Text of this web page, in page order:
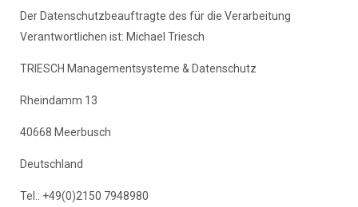
Der Datenschutzbeauftragte des für die Verarbeitung
Verantwortlichen ist: Michael Triesch
TRIESCH Managementsysteme & Datenschutz
Rheindamm 13
40668 Meerbusch
Deutschland
Tel.: +49(0)2150 7948980